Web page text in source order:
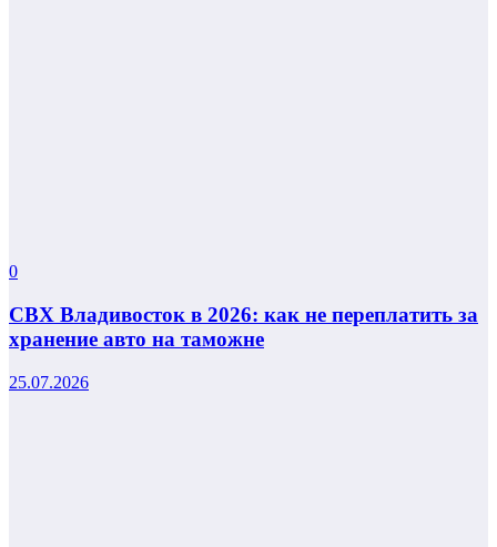
0
СВХ Владивосток в 2026: как не переплатить за
хранение авто на таможне
25.07.2026